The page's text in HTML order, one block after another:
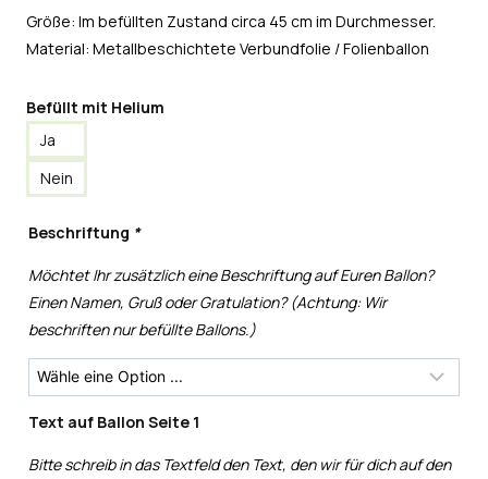
Größe: Im befüllten Zustand circa 45 cm im Durchmesser.
Material: Metallbeschichtete Verbundfolie / Folienballon
Befüllt mit Helium
Ja
Nein
Beschriftung *
Möchtet Ihr zusätzlich eine Beschriftung auf Euren Ballon?
Einen Namen, Gruß oder Gratulation? (Achtung: Wir
beschriften nur befüllte Ballons.)
Text auf Ballon Seite 1
Bitte schreib in das Textfeld den Text, den wir für dich auf den